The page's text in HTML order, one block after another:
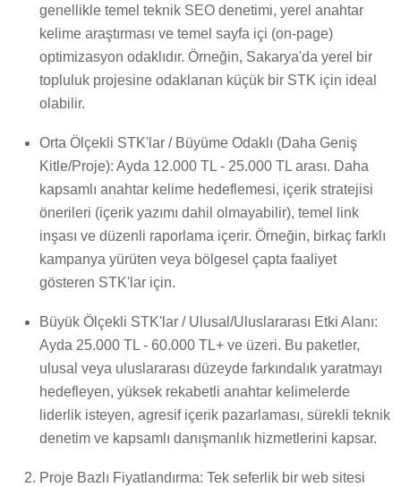
genellikle temel teknik SEO denetimi, yerel anahtar
kelime araştırması ve temel sayfa içi (on-page)
optimizasyon odaklıdır. Örneğin, Sakarya'da yerel bir
topluluk projesine odaklanan küçük bir STK için ideal
olabilir.
Orta Ölçekli STK'lar / Büyüme Odaklı (Daha Geniş
Kitle/Proje): Ayda 12.000 TL - 25.000 TL arası. Daha
kapsamlı anahtar kelime hedeflemesi, içerik stratejisi
önerileri (içerik yazımı dahil olmayabilir), temel link
inşası ve düzenli raporlama içerir. Örneğin, birkaç farklı
kampanya yürüten veya bölgesel çapta faaliyet
gösteren STK'lar için.
Büyük Ölçekli STK'lar / Ulusal/Uluslararası Etki Alanı:
Ayda 25.000 TL - 60.000 TL+ ve üzeri. Bu paketler,
ulusal veya uluslararası düzeyde farkındalık yaratmayı
hedefleyen, yüksek rekabetli anahtar kelimelerde
liderlik isteyen, agresif içerik pazarlaması, sürekli teknik
denetim ve kapsamlı danışmanlık hizmetlerini kapsar.
Proje Bazlı Fiyatlandırma: Tek seferlik bir web sitesi